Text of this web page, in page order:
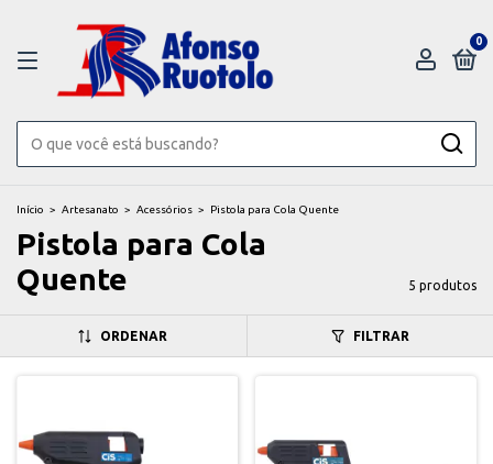
0
Início > Artesanato > Acessórios > Pistola para Cola Quente
Pistola para Cola
Quente
5 produtos
ORDENAR FILTRAR